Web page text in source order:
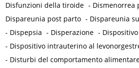
Disfunzioni della tiroide - Dismenorrea
Dispareunia post parto - Dispareunia
- Dispepsia - Disperazione -
- Dispositivo intrauterino al
- Disturbi del comportamento